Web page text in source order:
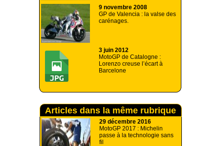
9 novembre 2008
GP de Valencia : la valse des
carénages.
3 juin 2012
MotoGP de Catalogne :
Lorenzo creuse l’écart à
Barcelone
Articles dans la même rubrique
29 décembre 2016
MotoGP 2017 : Michelin
passe à la technologie sans
fil